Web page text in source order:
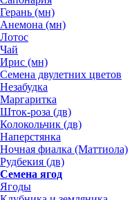
Герань (мн)
Анемона (мн)
Лотос
Чай
Ирис (мн)
Семена двулетних цветов
Незабудка
Маргаритка
Шток-роза (дв)
Колокольчик (дв)
Наперстянка
Ночная фиалка (Маттиола)
Рудбекия (дв)
Семена ягод
Ягоды